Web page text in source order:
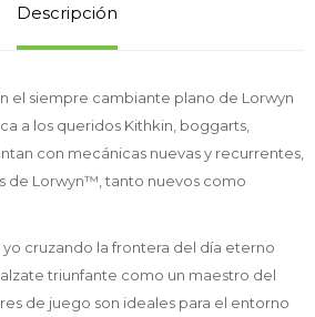
Descripción
el siempre cambiante plano de Lorwyn
a los queridos Kithkin, boggarts,
con mecánicas nuevas y recurrentes,
de Lorwyn™, tanto nuevos como
cruzando la frontera del día eterno
triunfante como un maestro del
de juego son ideales para el entorno